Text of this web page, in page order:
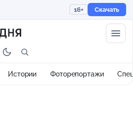
16+ Скачать
Истории Фоторепортажи